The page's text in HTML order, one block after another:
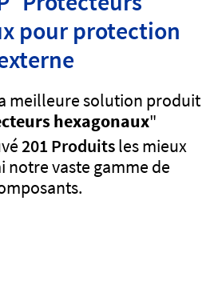
pour protection
meilleure solution produit
hexagonaux"
201 Produitsles mieux
notre vaste gamme de